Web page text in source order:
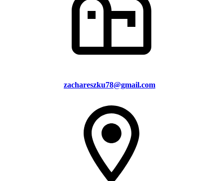
zachareszku78@gmail.com